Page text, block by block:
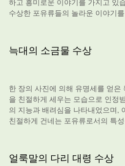
하고 흥미로운 이야기를 가지고 있
수상한 포유류들의 놀라운 이야기
늑대의 소금물 수상
한 장의 사진에 의해 유명세를 얻은
을 친절하게 세우는 모습으로 인정
의 지능과 배려심을 나타내었으며,
친절하게 건네는 포유류로서의 특
얼룩말의 다리 대령 수상